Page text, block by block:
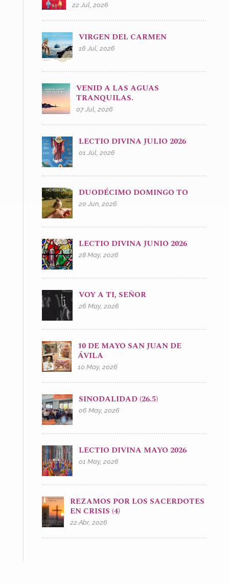
22 Jul, 2026
VIRGEN DEL CARMEN
16 Jul, 2026
VENID A LAS AGUAS
TRANQUILAS.
07 Jul, 2026
LECTIO DIVINA JULIO 2026
01 Jul, 2026
DUODÉCIMO DOMINGO TO
20 Jun, 2026
LECTIO DIVINA JUNIO 2026
28 May, 2026
VOY A TI, SEÑOR
26 May, 2026
10 DE MAYO SAN JUAN DE
ÁVILA
10 May, 2026
SINODALIDAD (26.5)
06 May, 2026
LECTIO DIVINA MAYO 2026
01 May, 2026
REZAMOS POR LOS SACERDOTES
EN CRISIS (4)
22 Abr, 2026